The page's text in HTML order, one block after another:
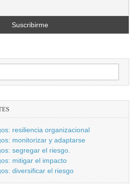
resiliencia organizacional
monitorizar y adaptarse
segregar el riesgo.
mitigar el impacto
diversificar el riesgo